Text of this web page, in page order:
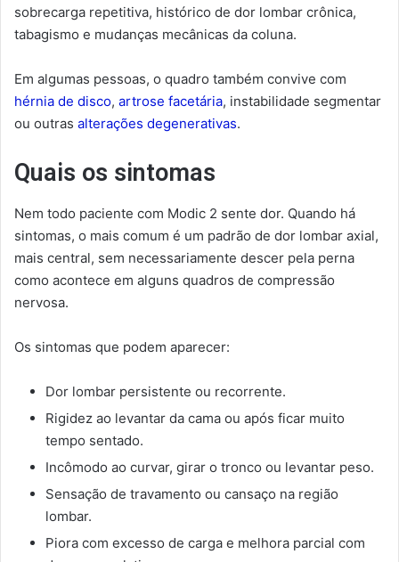
sobrecarga repetitiva, histórico de dor lombar crônica,
tabagismo e mudanças mecânicas da coluna.
Em algumas pessoas, o quadro também convive com
hérnia de disco, artrose facetária, instabilidade segmentar
ou outras alterações degenerativas.
Quais os sintomas
Nem todo paciente com Modic 2 sente dor. Quando há
sintomas, o mais comum é um padrão de dor lombar axial,
mais central, sem necessariamente descer pela perna
como acontece em alguns quadros de compressão
nervosa.
Os sintomas que podem aparecer:
Dor lombar persistente ou recorrente.
Rigidez ao levantar da cama ou após ficar muito
tempo sentado.
Incômodo ao curvar, girar o tronco ou levantar peso.
Sensação de travamento ou cansaço na região
lombar.
Piora com excesso de carga e melhora parcial com